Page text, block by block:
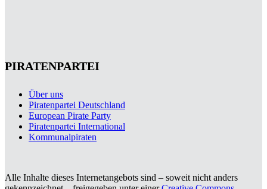
PIRATENPARTEI
Über uns
Piratenpartei Deutschland
European Pirate Party
Piratenpartei International
Kommunalpiraten
Alle Inhalte dieses Internetangebots sind – soweit nicht anders